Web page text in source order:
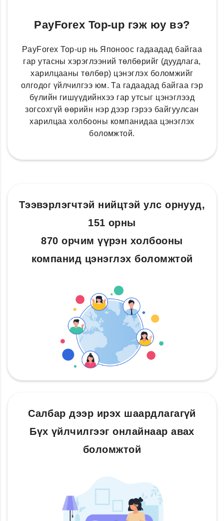
PayForex Top-up гэж юу вэ?
PayForex Top-up нь Японоос гадаадад байгаа
гар утасны хэрэглээний төлбөрийг (дуудлага,
харилцааны төлбөр) цэнэглэх боломжийг
олгодог үйлчилгээ юм. Та гадаадад байгаа гэр
бүлийн гишүүдийнхээ гар утсыг цэнэглээд
зогсохгүй өөрийн нэр дээр гэрээ байгуулсан
харилцаа холбооны компанидаа цэнэглэх
боломжтой.
Тээвэрлэгчтэй нийцтэй улс орнууд,
151 орны
870 орчим үүрэн холбооны
компанид цэнэглэх боломжтой
Салбар дээр ирэх шаардлагагүй
Бүх үйлчилгээг онлайнаар авах
боломжтой